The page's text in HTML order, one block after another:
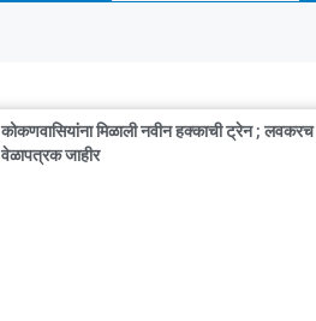
कोकणवासियांना मिळाली नवीन हक्काची ट्रेन ; लवकरच
वेळापत्रक जाहीर